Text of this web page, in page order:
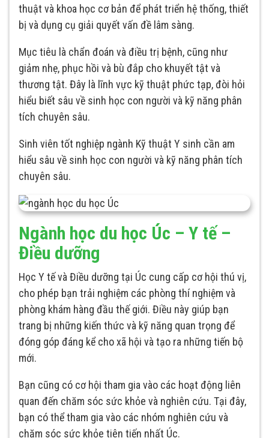
thuật và khoa học cơ bản để phát triển hệ thống, thiết
bị và dụng cụ giải quyết vấn đề lâm sàng.
Mục tiêu là chẩn đoán và điều trị bệnh, cũng như
giảm nhẹ, phục hồi và bù đắp cho khuyết tật và
thương tật. Đây là lĩnh vực kỹ thuật phức tạp, đòi hỏi
hiểu biết sâu về sinh học con người và kỹ năng phân
tích chuyên sâu.
Sinh viên tốt nghiệp ngành Kỹ thuật Y sinh cần am
hiểu sâu về sinh học con người và kỹ năng phân tích
chuyên sâu.
Ngành học du học Úc – Y tế –
Điều dưỡng
Học Y tế và Điều dưỡng tại Úc cung cấp cơ hội thú vị,
cho phép bạn trải nghiệm các phòng thí nghiệm và
phòng khám hàng đầu thế giới. Điều này giúp bạn
trang bị những kiến thức và kỹ năng quan trọng để
đóng góp đáng kể cho xã hội và tạo ra những tiến bộ
mới.
Bạn cũng có cơ hội tham gia vào các hoạt động liên
quan đến chăm sóc sức khỏe và nghiên cứu. Tại đây,
bạn có thể tham gia vào các nhóm nghiên cứu và
chăm sóc sức khỏe tiên tiến nhất Úc.